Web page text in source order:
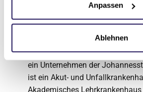
Anpassen
Ablehnen
Über die
Elisabeth Klinik
Die Evangelische Elisabeth
ein Unternehmen der
ist ein Akut- und
Akademisches